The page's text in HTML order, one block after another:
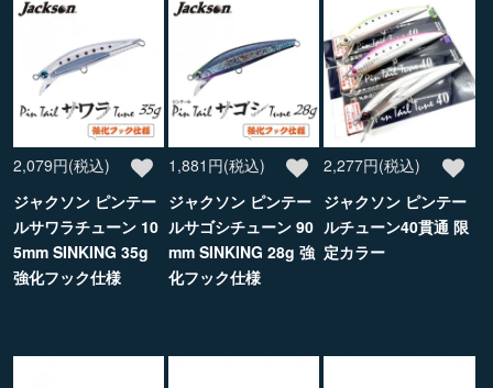
2,079円(税込)
ジャクソン ピンテー
ルサワラチューン 10
5mm SINKING 35g
強化フック仕様
1,881円(税込)
ジャクソン ピンテー
ルサゴシチューン 90
mm SINKING 28g 強
化フック仕様
2,277円(税込)
ジャクソン ピンテー
ルチューン40貫通 限
定カラー